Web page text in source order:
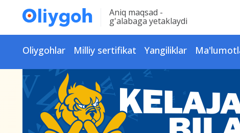
Aniq maqsad -
g'alabaga yetaklaydi
Oliygohlar Milliy sertifikat Yangiliklar